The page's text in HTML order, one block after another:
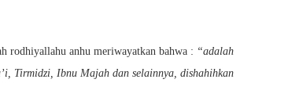
rodhiyallahu anhu meriwayatkan bahwa : “adalah
Tirmidzi, Ibnu Majah dan selainnya, dishahihkan